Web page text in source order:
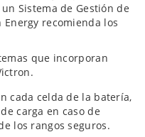
Sistema de Gestión de
Energy recomienda los
que incorporan
cada celda de la batería,
carga en caso de
los rangos seguros.